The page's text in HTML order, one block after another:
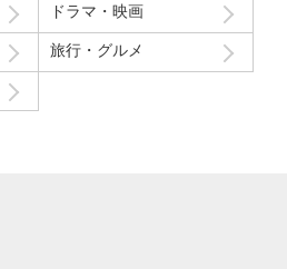
ドラマ・映画
旅行・グルメ